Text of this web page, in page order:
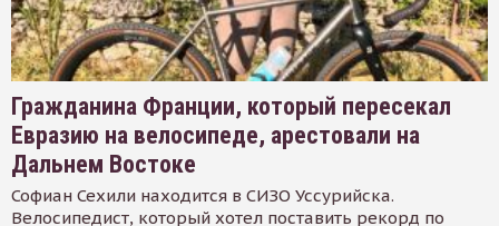
Гражданина Франции, который пересекал
Евразию на велосипеде, арестовали на
Дальнем Востоке
Софиан Сехили находится в СИЗО Уссурийска.
Велосипедист, который хотел поставить рекорд по